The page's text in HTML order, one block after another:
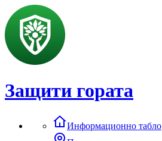
Защити гората
Информационно табло